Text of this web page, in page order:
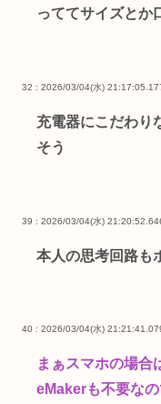
っててサイズとか
32 : 2026/03/04(水)
充電器にこだわり
そう
39 : 2026/03/04(水)
本人の思考回路も
40 : 2026/03/04(水)
まぁスマホの場合
eMakerも不要な